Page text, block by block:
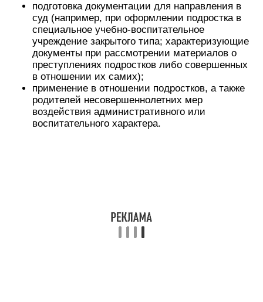
подготовка документации для направления в
суд (например, при оформлении подростка в
специальное учебно-воспитательное
учреждение закрытого типа; характеризующие
документы при рассмотрении материалов о
преступлениях подростков либо совершенных
в отношении их самих);
применение в отношении подростков, а также
родителей несовершеннолетних мер
воздействия административного или
воспитательного характера.